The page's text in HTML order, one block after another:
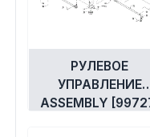
РУЛЕВОЕ
УПРАВЛЕНИЕ
ASSEMBLY